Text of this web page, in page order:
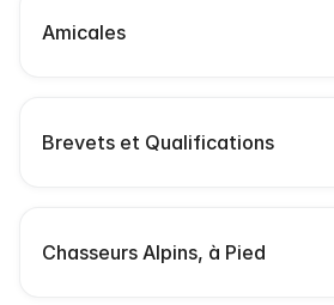
Amicales
Brevets et Qualifications
Chasseurs Alpins, à Pied